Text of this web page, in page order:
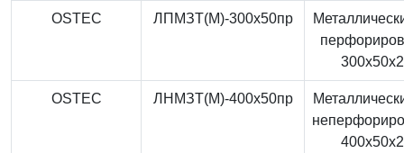
OSTEC ЛПМЗТ(М)-300x50пр
OSTEC ЛНМЗТ(М)-400x50пр